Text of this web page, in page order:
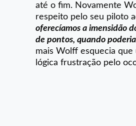
até o fim. Novamente
respeito pelo seu piloto
oferecíamos a imensidão
de pontos, quando
mais Wolff esquecia
lógica frustração pelo